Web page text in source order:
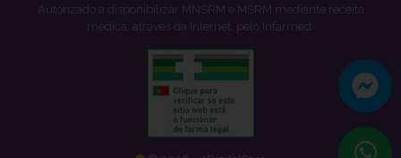
Autorizado a disponibilizar MNSRM e MSRM mediante receita
médica, através da Internet, pelo Infarmed.